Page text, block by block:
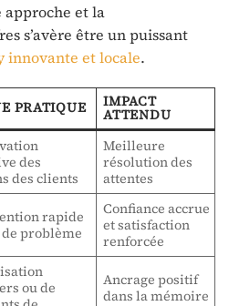
et la
s’avère être un puissant
innovante et locale.
PRATIQUE IMPACT
ATTENDU
des
des clients
Meilleure
résolution des
attentes
rapide
de problème
Confiance accrue
et satisfaction
renforcée
ou de
Ancrage positif
dans la mémoire